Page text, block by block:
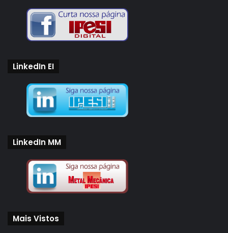
LinkedIn EI
LinkedIn MM
Mais Vistos